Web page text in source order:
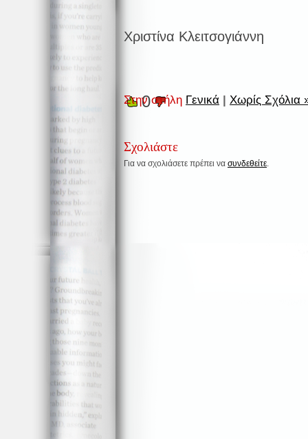
Χριστίνα Κλειτσογιάννη
Στην στήλη Γενικά | Χωρίς Σχόλια
0
Σχολιάστε
Για να σχολιάσετε πρέπει να συνδεθείτε.